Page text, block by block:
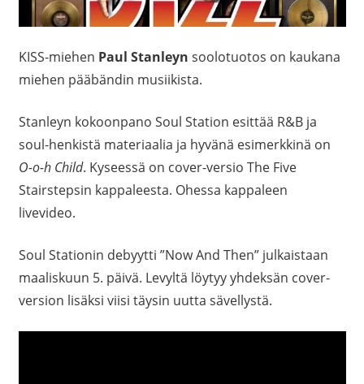
KISS-miehen Paul Stanleyn soolotuotos on kaukana
miehen pääbändin musiikista.
Stanleyn kokoonpano Soul Station esittää R&B ja
soul-henkistä materiaalia ja hyvänä esimerkkinä on
O-o-h Child. Kyseessä on cover-versio The Five
Stairstepsin kappaleesta. Ohessa kappaleen
livevideo.
Soul Stationin debyytti ”Now And Then” julkaistaan
maaliskuun 5. päivä. Levyltä löytyy yhdeksän cover-
version lisäksi viisi täysin uutta sävellystä.